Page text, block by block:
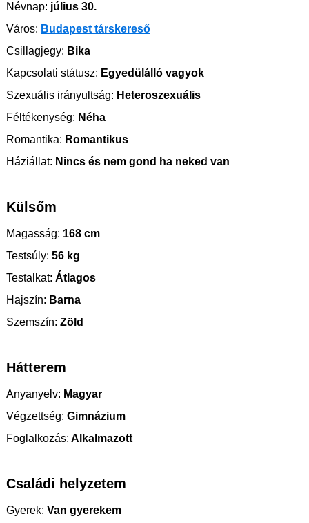
Névnap: július 30.
Város: Budapest társkereső
Csillagjegy: Bika
Kapcsolati státusz: Egyedülálló vagyok
Szexuális irányultság: Heteroszexuális
Féltékenység: Néha
Romantika: Romantikus
Háziállat: Nincs és nem gond ha neked van
Külsőm
Magasság: 168 cm
Testsúly: 56 kg
Testalkat: Átlagos
Hajszín: Barna
Szemszín: Zöld
Hátterem
Anyanyelv: Magyar
Végzettség: Gimnázium
Foglalkozás: Alkalmazott
Családi helyzetem
Gyerek: Van gyerekem